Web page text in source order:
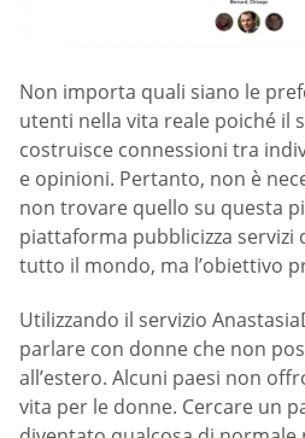
Non importa quali siano le
utenti nella vita reale poiché il
costruisce connessioni tra
e opinioni. Pertanto, non è
non trovare quello su questa
piattaforma pubblicizza
tutto il mondo, ma l’obiettivo
Utilizzando il servizio
parlare con donne che non
all’estero. Alcuni paesi non
vita per le donne. Cercare un